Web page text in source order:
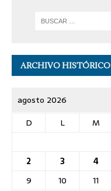
ARCHIVO HISTÓRICO
agosto 2026
D
L M
2
3 4
9
10 11